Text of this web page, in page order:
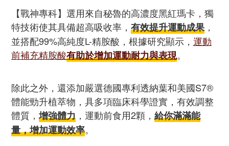
【戰神專科】選用來自秘魯的高濃度黑紅瑪卡，獨
特技術使其具備超高吸收率， 有效提升運動成果 ，
並搭配99%高純度L-精胺酸，根據研究顯示， 運動
前補充精胺酸有助於增加運動耐力與表現。
除此之外，還添加嚴選德國專利透納葉和美國S7®
體能勁升植萃物，具多項臨床科學證實，有效調整
體質，增強體力 ，運動前食用2顆， 給你滿滿能
量，增加運動效率。